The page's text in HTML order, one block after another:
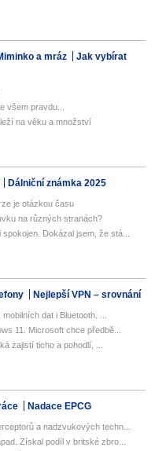
a mráz
Jak vybírat
všem pravdu...
na věku a množství
Dálniční známka 2025
je otázkou času
na různých stranách?
Dokázal jsem, že stá...
Nejlepší VPN – srovnání
dat i Bluetooth. ...
11. Microsoft chce předbě...
zajistí ticho a pohodlí, ...
Nadace EPCG
a nadzvukových techn...
Získal podíl v britské zbro...